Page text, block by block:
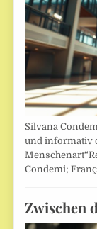
Silvana
und informativ
Condemi;
Zwischen